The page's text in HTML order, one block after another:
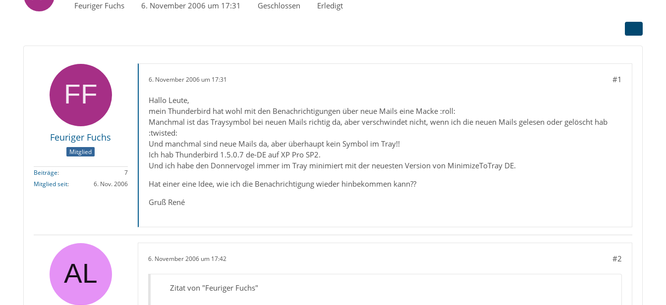
Feuriger Fuchs 6. November 2006 um 17:31 Geschlossen Erledigt
Feuriger Fuchs
Mitglied
Beiträge
7
Mitglied seit
6. Nov. 2006
6. November 2006 um 17:31 #1
Hallo Leute,
mein Thunderbird hat wohl mit den Benachrichtigungen über neue Mails eine Macke :roll:
Manchmal ist das Traysymbol bei neuen Mails richtig da, aber verschwindet nicht, wenn ich die neuen Mails gelesen oder gelöscht hab
:twisted:
Und manchmal sind neue Mails da, aber überhaupt kein Symbol im Tray!!
Ich hab Thunderbird 1.5.0.7 de-DE auf XP Pro SP2.
Und ich habe den Donnervogel immer im Tray minimiert mit der neuesten Version von MinimizeToTray DE.
Hat einer eine Idee, wie ich die Benachrichtigung wieder hinbekommen kann??
Gruß René
6. November 2006 um 17:42 #2
Zitat von "Feuriger Fuchs"